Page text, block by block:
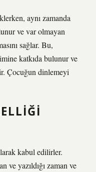
aynı zamanda
ve var olmayan
sağlar. Bu,
katkıda bulunur ve
Çocuğun dinlemeyi
kabul edilirler.
ve yazıldığı zaman ve